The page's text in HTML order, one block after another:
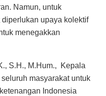
Namun, untuk
upaya kolektif
menegakkan
S.H., M.Hum., Kepala
masyarakat untuk
Indonesia